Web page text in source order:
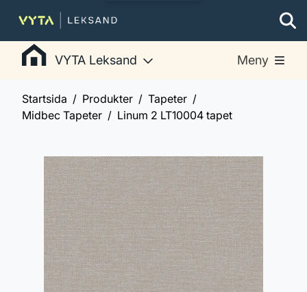
VYTA Leksand Meny
Startsida Produkter
Tapeter
Midbec Tapeter
Linum 2 LT10004 tapet